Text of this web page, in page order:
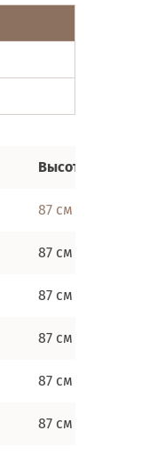
Высота
87 см
87 см
87 см
87 см
87 см
87 см